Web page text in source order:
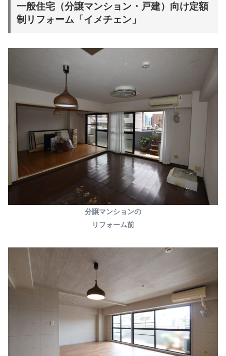
一般住宅（分譲マンション・戸建）向け定額
制リフォーム「イメチェン」
分譲マンションの
リフォーム前